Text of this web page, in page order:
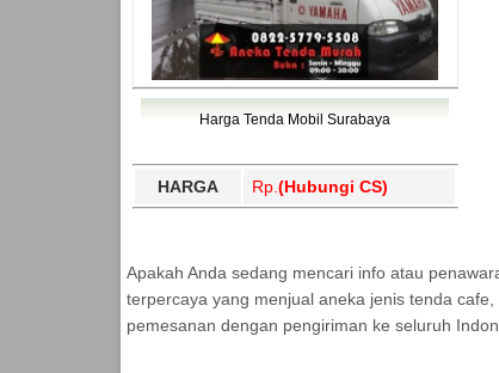
Harga Tenda Mobil Surabaya
HARGA Rp. (Hubungi CS)
Apakah Anda sedang mencari info atau
terpercaya yang menjual aneka jenis tenda
pemesanan dengan pengiriman ke seluruh